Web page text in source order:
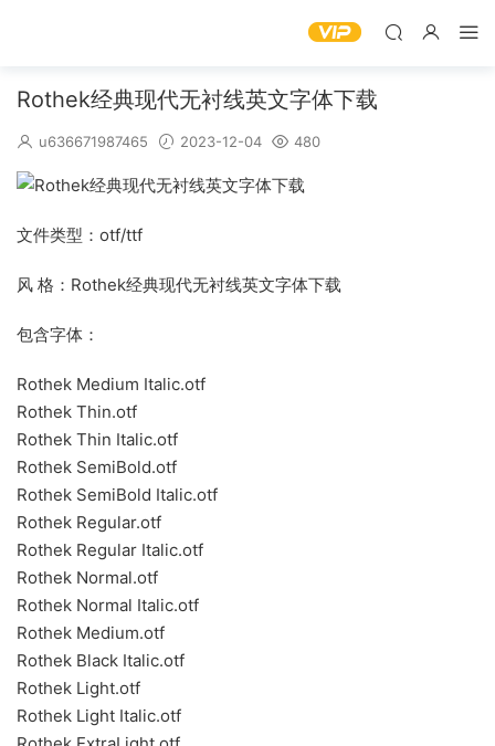
Rothek经典现代无衬线英文字体下载
u636671987465 2023-12-04 480
文件类型：otf/ttf
风 格：Rothek经典现代无衬线英文字体下载
包含字体：
Rothek Medium Italic.otf
Rothek Thin.otf
Rothek Thin Italic.otf
Rothek SemiBold.otf
Rothek SemiBold Italic.otf
Rothek Regular.otf
Rothek Regular Italic.otf
Rothek Normal.otf
Rothek Normal Italic.otf
Rothek Medium.otf
Rothek Black Italic.otf
Rothek Light.otf
Rothek Light Italic.otf